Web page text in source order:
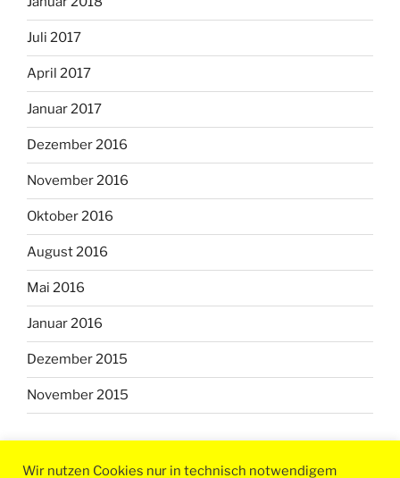
Juli 2017
April 2017
Januar 2017
Dezember 2016
November 2016
Oktober 2016
August 2016
Mai 2016
Januar 2016
Dezember 2015
November 2015
Wir nutzen Cookies nur in technisch notwendigem